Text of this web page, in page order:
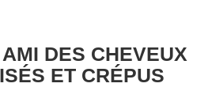
DES CHEVEUX
ET CRÉPUS